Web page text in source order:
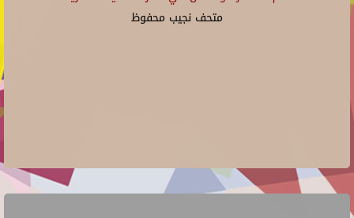
متحف نجيب محفوظ